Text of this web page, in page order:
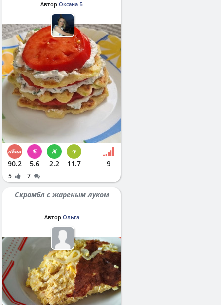
Автор Оксана Б
90.2 5.6 2.2 11.7 9
5 7
Скрамбл с жареным луком
Автор Ольга